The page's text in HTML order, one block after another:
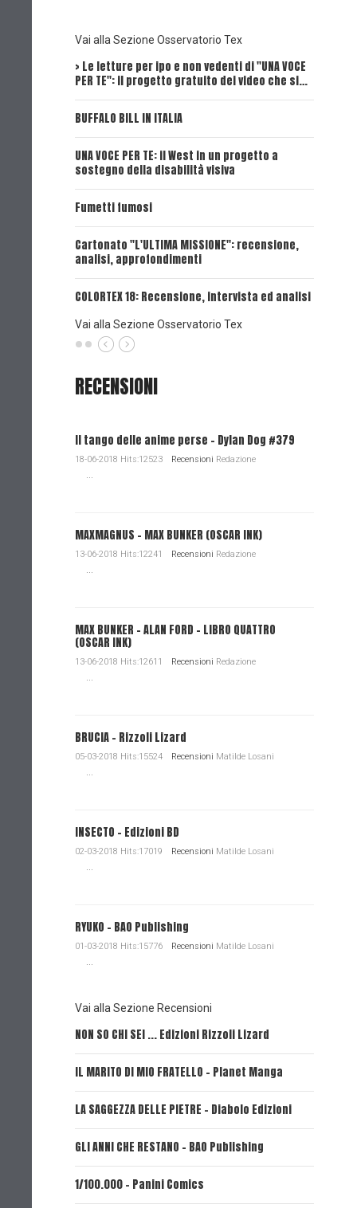
Vai alla Sezione Osservatorio Tex
> Le letture per ipo e non vedenti di "UNA VOCE
PER TE": il progetto gratuito dei video che si…
BUFFALO BILL IN ITALIA
UNA VOCE PER TE: il West in un progetto a
sostegno della disabilità visiva
Fumetti fumosi
Cartonato "L'ULTIMA MISSIONE": recensione,
analisi, approfondimenti
COLORTEX 18: Recensione, intervista ed analisi
Vai alla Sezione Osservatorio Tex
RECENSIONI
Il tango delle anime perse - Dylan Dog #379
18-06-2018 Hits:12523 Recensioni Redazione
...
MAXMAGNUS – MAX BUNKER (OSCAR INK)
13-06-2018 Hits:12241 Recensioni Redazione
...
MAX BUNKER – ALAN FORD – LIBRO QUATTRO
(OSCAR INK)
13-06-2018 Hits:12611 Recensioni Redazione
...
BRUCIA - Rizzoli Lizard
05-03-2018 Hits:15524 Recensioni Matilde Losani
...
INSECTO - Edizioni BD
02-03-2018 Hits:17019 Recensioni Matilde Losani
...
RYUKO - BAO Publishing
01-03-2018 Hits:15776 Recensioni Matilde Losani
...
Vai alla Sezione Recensioni
NON SO CHI SEI ... Edizioni Rizzoli Lizard
IL MARITO DI MIO FRATELLO - Planet Manga
LA SAGGEZZA DELLE PIETRE - Diabolo Edizioni
GLI ANNI CHE RESTANO - BAO Publishing
1/100.000 - Panini Comics